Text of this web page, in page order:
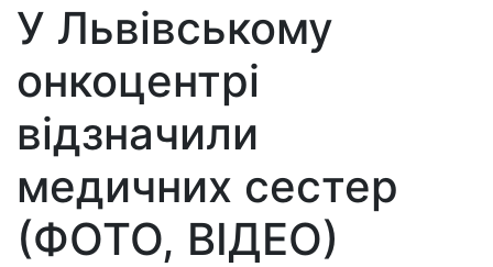
У Львівському
онкоцентрі
відзначили
медичних сестер
(ФОТО, ВІДЕО)